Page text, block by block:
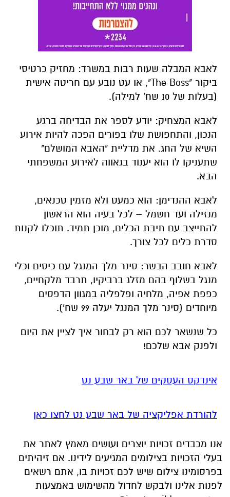
לאבא המבלה שעות רבות במשרד: מחזיק כרטיסי
ביקור "The Boss", או עט נובע עם חריטה אישית
(בעלות של 10 שח' למילה).
לאבא המצחיק: יודע לספר את הבדיחה ברגע
הנכון, והתחפושת שלו בפורים הפכה להיות אירוע
השיא של החג. את מדליית "האבא המושלם"
שתעניקו לו הוא יענוד בגאווה לאירוע המשפחתי
הבא.
לאבא ההנדימן: הוא כמעט ולא מזמין טכנאים,
מנזילה ועד חשמל – לכל בעיה הוא הראשון
להתייצב עם תיבת הכלים, מוכן תמיד. תוכלו לקנות
סדרת כלים לכל צורך.
לאבא חובב הבשר: סינר מלך המנגל עם כיסים וכלי
מנגל בשלוף בהם מזלג ברביקיו, תרבד מלקחיים,
כפפת אפיה, מלחיה ופלפליה במגוון הדפסים
מיוחדים (סינר מלך המנגל יעלה 99 שח').
כל שנשאר לכם הוא רק לבחור איך לציין את היום
ולפנק אבא שלכם!
אינדקס העסקים של באר שבע נט
להורדת אפליקציה של באר שבע נט לחצו כאן
אנו מכבדים זכויות יוצרים ועושים מאמץ לאתר את
בעלי הזכויות בצילומים המגיעים לידינו. אם זיהיתים
בפרסומינו צילום שיש לכם זכויות בו, אתם רשאים
לפנות אלינו ולבקש לחדול מהשימוש באמצעות